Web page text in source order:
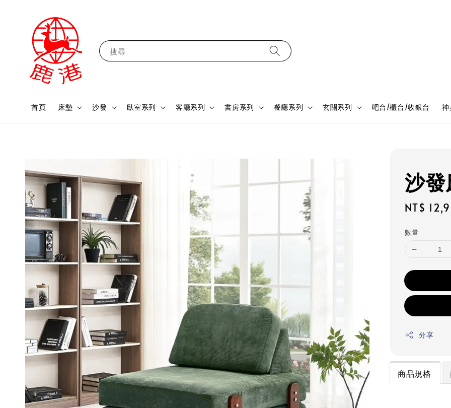
搜尋
首頁 床墊 沙發 臥室系列 客廳系列 書房系列 餐廳系列 玄關系列 吧台/櫃台/收銀台 神
沙
Regular
NT$
數量
分享
商品規格